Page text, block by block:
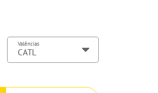
Valências